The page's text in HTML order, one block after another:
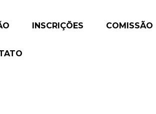
INSCRIÇÕES COMISSÃO